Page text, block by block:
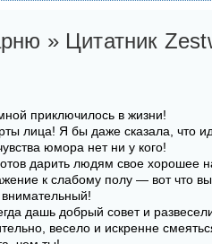
» Цитатник
приключилось в жизни!
лица! Я бы даже сказала, что
юмора нет ни у кого!
дарить людям свое хорошее
к слабому полу — вот что
дашь добрый совет и
весело и искренне